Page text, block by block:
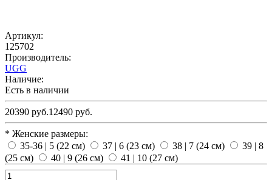
Артикул:
125702
Производитель:
UGG
Наличие:
Есть в наличии
20390 руб.12490 руб.
* Женские размеры:
35-36 | 5 (22 см)
37 | 6 (23 см) 38 | 7 (24 см)
39 | 8
(25 см)
40 | 9 (26 см) 41 | 10 (27 см)